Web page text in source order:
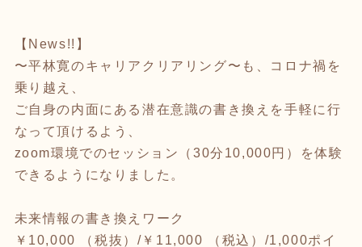
【News!!】
〜平林寛のキャリアクリアリング〜も、コロナ禍を
乗り越え、
ご自身の内面にある潜在意識の書き換えを手軽に行
なって頂けるよう、
zoom環境でのセッション（30分10,000円）を体験
できるようになりました。
未来情報の書き換えワーク
￥10,000 （税抜）/￥11,000 （税込）/1,000ポイ